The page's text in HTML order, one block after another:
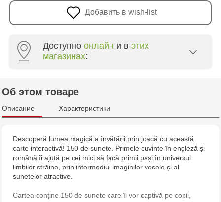
Добавить в wish-list
Доступно онлайн и в этих
магазинах:
Multistore Centru - bd. Cantemir, 6
Jucărenia Cahul - str. Ștefan cel Mare, 29А
Multistore Soroca - bd. Ștefan cel Mare, 110
MultiStore Căușeni- str. Iurii Gagarin 24
Об этом товаре
Описание Характеристики
Descoperă lumea magică a învățării prin joacă cu această
carte interactivă! 150 de sunete. Primele cuvinte în engleză și
română îi ajută pe cei mici să facă primii pași în universul
limbilor străine, prin intermediul imaginilor vesele și al
sunetelor atractive.
Cartea conține 150 de sunete care îi vor captivă pe copii,